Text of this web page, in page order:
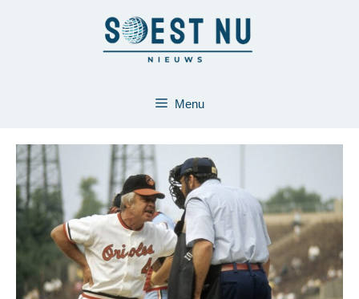
Menu